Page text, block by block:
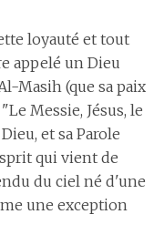
loyauté et tout
appelé un Dieu
Masih (que sa paix
Messie, Jésus, le
et sa Parole
qui vient de
du ciel né d'une
une exception